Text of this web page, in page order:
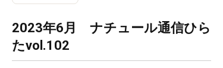
2023年6月 ナチュール通信ひら
たvol.102